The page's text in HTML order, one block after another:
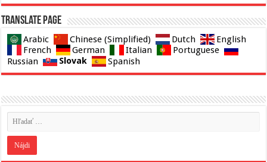
Translate page
Arabic Chinese (Simplified) Dutch
English
French
German Italian
Portuguese
Russian
Slovak Spanish